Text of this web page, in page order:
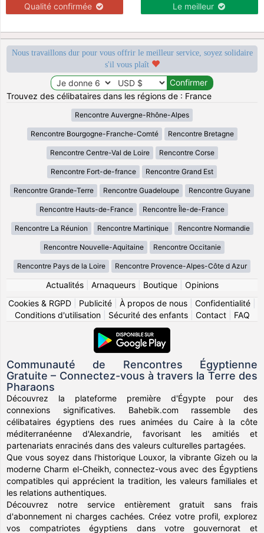
Qualité confirmée Le meilleur
Nous travaillons dur pour vous offrir le meilleur service, soyez solidaire
s'il vous plaît
Trouvez des célibataires dans les régions de : France
Rencontre Auvergne-Rhône-Alpes
Rencontre Bourgogne-Franche-Comté Rencontre Bretagne
Rencontre Centre-Val de Loire Rencontre Corse
Rencontre Fort-de-france Rencontre Grand Est
Rencontre Grande-Terre Rencontre Guadeloupe Rencontre Guyane
Rencontre Hauts-de-France Rencontre Île-de-France
Rencontre La Réunion Rencontre Martinique Rencontre Normandie
Rencontre Nouvelle-Aquitaine Rencontre Occitanie
Rencontre Pays de la Loire Rencontre Provence-Alpes-Côte d Azur
Actualités| Arnaqueurs| Boutique| Opinions
Cookies & RGPD
Publicité À propos de nous Confidentialité
Conditions d'utilisation| Sécurité des enfants| Contact| FAQ
Communauté de Rencontres Égyptienne
Gratuite – Connectez-vous à travers la Terre des
Pharaons
Découvrez la plateforme première d'Égypte pour des
connexions significatives. Bahebik.com rassemble des
célibataires égyptiens des rues animées du Caire à la côte
méditerranéenne d'Alexandrie, favorisant les amitiés et
partenariats enracinés dans des valeurs culturelles partagées.
Que vous soyez dans l'historique Louxor, la vibrante Gizeh ou la
moderne Charm el-Cheikh, connectez-vous avec des Égyptiens
compatibles qui apprécient la tradition, les valeurs familiales et
les relations authentiques.
Découvrez notre service entièrement gratuit sans frais
d'abonnement ni charges cachées. Créez votre profil, explorez
vos compatriotes égyptiens dans votre gouvernorat et